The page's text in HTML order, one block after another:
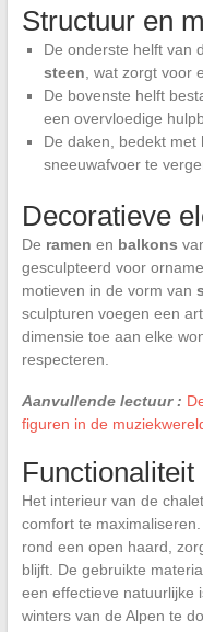
Structuur en
De onderste helft van
steen , wat zorgt voor
De bovenste helft
een overvloedige
De daken, bedekt met
sneeuwafvoer te
Decoratieve
De ramen en balkons
gesculpteerd voor
motieven in de vorm van
sculpturen voegen een
dimensie toe aan elke
respecteren.
Aanvullende lectuur :
figuren in de
Het interieur van de
comfort te
rond een open haard,
blijft. De gebruikte
een effectieve natuurlijke
winters van de Alpen te